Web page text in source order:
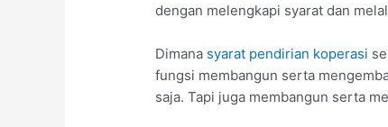
dengan melengkapi syarat dan
Dimana syarat pendirian koperasi
fungsi membangun serta
saja. Tapi juga membangun serta